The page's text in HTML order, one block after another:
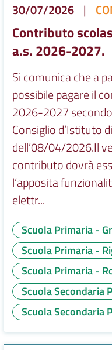
30/07/2026 |
Contributo
a.s. 2026-2027.
Si comunica che a
possibile pagare il
2026-2027
Consiglio d’Istituto
dell’08/04/2026.Il
contributo dovrà
l’apposita
elettr...
Scuola Primaria -
Scuola Primaria -
Scuola Primaria -
Scuola Secondaria
Scuola Secondaria